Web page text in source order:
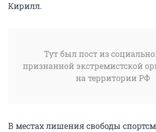
Кирилл.
Тут был пост из
признанной экстремистской
на территории РФ
В местах лишения свободы